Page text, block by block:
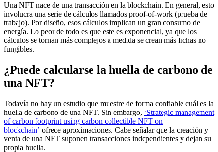
Una NFT nace de una transacción en la blockchain. En general, esto
involucra una serie de cálculos llamados proof-of-work (prueba de
trabajo). Por diseño, esos cálculos implican un gran consumo de
energía. Lo peor de todo es que este es exponencial, ya que los
cálculos se tornan más complejos a medida se crean más fichas no
fungibles.
¿Puede calcularse la huella de carbono de
una NFT?
Todavía no hay un estudio que muestre de forma confiable cuál es la
huella de carbono de una NFT. Sin embargo, ‘Strategic management
of carbon footprint using carbon collectible NFT on
blockchain’ ofrece aproximaciones. Cabe señalar que la creación y
venta de una NFT suponen transacciones independientes y dejan su
propia huella.